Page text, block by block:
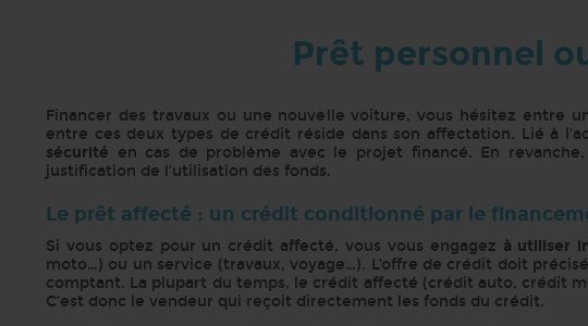
Prêt personnel
Financer des travaux ou une nouvelle voiture, vous hésitez entre
entre ces deux types de crédit réside dans son affectation. Lié à
sécurité en cas de problème avec le projet financé. En revanche,
justification de l’utilisation des fonds.
Le prêt affecté : un crédit conditionné par le
Si vous optez pour un crédit affecté, vous vous engagez à utiliser
moto…) ou un service (travaux, voyage…). L’offre de crédit doit
comptant. La plupart du temps, le crédit affecté (crédit auto, crédit
C’est donc le vendeur qui reçoit directement les fonds du crédit.